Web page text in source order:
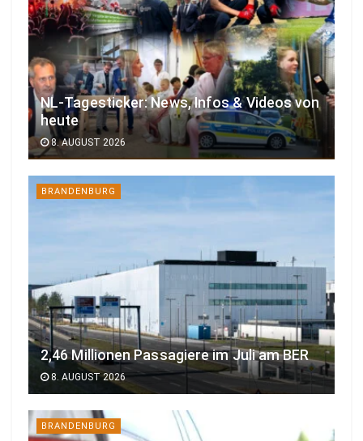
NL-Tagesticker: News, Infos & Videos von
heute
8. AUGUST 2026
BRANDENBURG
2,46 Millionen Passagiere im Juli am BER
8. AUGUST 2026
BRANDENBURG